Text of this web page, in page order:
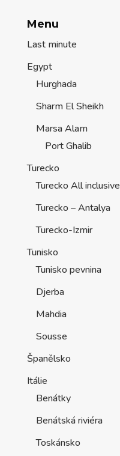
Menu
Last minute
Egypt
Hurghada
Sharm El Sheikh
Marsa Alam
Port Ghalib
Turecko
Turecko All inclusive
Turecko – Antalya
Turecko-Izmir
Tunisko
Tunisko pevnina
Djerba
Mahdia
Sousse
Španělsko
Itálie
Benátky
Benátská riviéra
Toskánsko